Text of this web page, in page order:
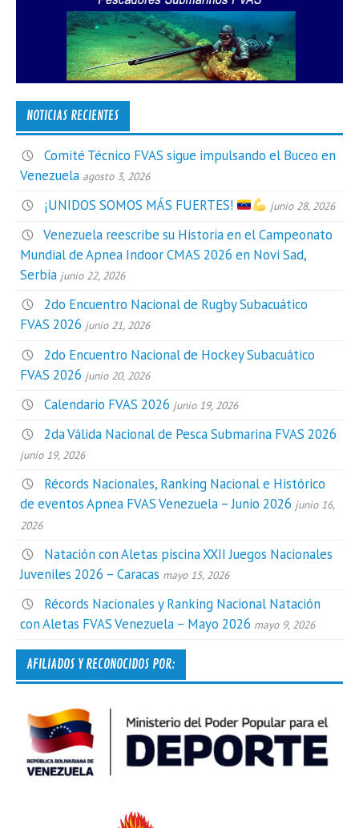
NOTICIAS RECIENTES
Comité Técnico FVAS sigue impulsando el Buceo en
Venezuela agosto 3, 2026
¡UNIDOS SOMOS MÁS FUERTES! junio 28, 2026
Venezuela reescribe su Historia en el Campeonato
Mundial de Apnea Indoor CMAS 2026 en Novi Sad,
Serbia junio 22, 2026
2do Encuentro Nacional de Rugby Subacuático
FVAS 2026 junio 21, 2026
2do Encuentro Nacional de Hockey Subacuático
FVAS 2026 junio 20, 2026
Calendario FVAS 2026 junio 19, 2026
2da Válida Nacional de Pesca Submarina FVAS 2026
junio 19, 2026
Récords Nacionales, Ranking Nacional e Histórico
de eventos Apnea FVAS Venezuela – Junio 2026 junio 16,
2026
Natación con Aletas piscina XXII Juegos Nacionales
Juveniles 2026 – Caracas mayo 15, 2026
Récords Nacionales y Ranking Nacional Natación
con Aletas FVAS Venezuela – Mayo 2026 mayo 9, 2026
AFILIADOS Y RECONOCIDOS POR: